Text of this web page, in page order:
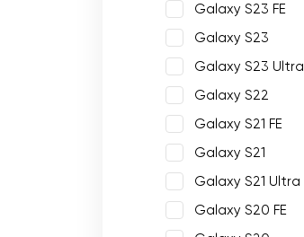
Galaxy S23 FE
Galaxy S23
Galaxy S23 Ultra
Galaxy S22
Galaxy S21 FE
Galaxy S21
Galaxy S21 Ultra
Galaxy S20 FE